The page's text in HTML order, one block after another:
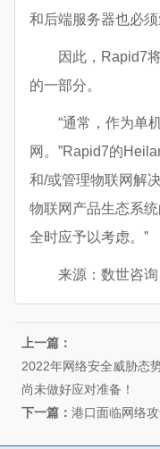
和后端服务器也必须
因此，Rapid7
的一部分。
“通常，作为单
网。”Rapid7的
和/或管理物联网解
物联网产品生态系
全时应予以考虑。”
来源：数世咨询
上一篇：
2022年网络安全威胁态
尚未做好应对准备！
下一篇：港口面临网络